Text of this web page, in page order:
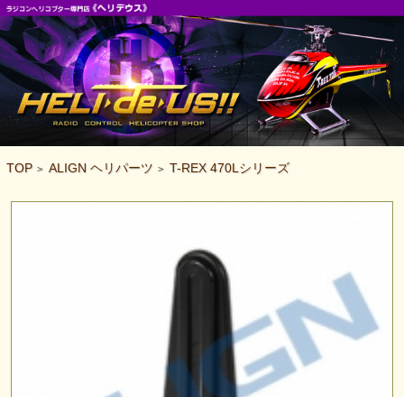
TOP > ALIGN ヘリパーツ > T-REX 470Lシリーズ